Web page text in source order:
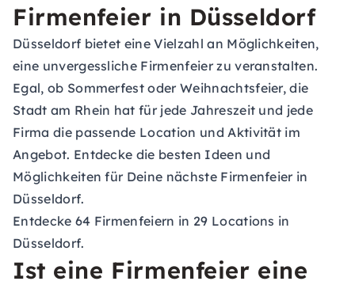
Firmenfeier in Düsseldorf
Düsseldorf bietet eine Vielzahl an Möglichkeiten,
eine unvergessliche Firmenfeier zu veranstalten.
Egal, ob Sommerfest oderWeihnachtsfeier, die
Stadt am Rhein hat für jede Jahreszeit und jede
Firma die passende Location und Aktivität im
Angebot. Entdecke die besten Ideen und
Möglichkeiten für Deine nächste Firmenfeier in
Düsseldorf.
Entdecke 64 Firmenfeiern in 29 Locations in
Düsseldorf.
Ist eine Firmenfeier eine